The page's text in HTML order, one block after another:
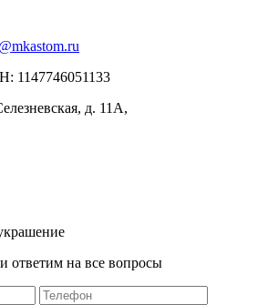
1147746051133
д. 11А,
ответим на все вопросы